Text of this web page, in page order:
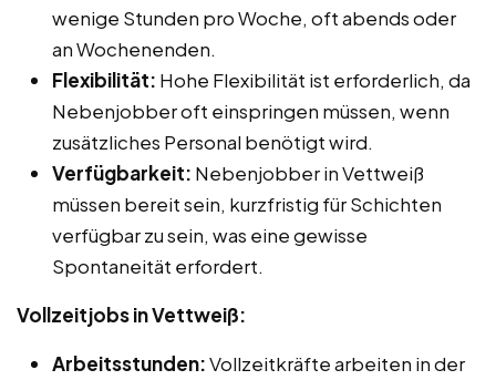
wenige Stunden pro Woche, oft abends oder
an Wochenenden.
Flexibilität: Hohe Flexibilität ist erforderlich, da
Nebenjobber oft einspringen müssen, wenn
zusätzliches Personal benötigt wird.
Verfügbarkeit: Nebenjobber in Vettweiß
müssen bereit sein, kurzfristig für Schichten
verfügbar zu sein, was eine gewisse
Spontaneität erfordert.
Vollzeitjobs in Vettweiß:
Arbeitsstunden:Vollzeitkräfte arbeiten in der